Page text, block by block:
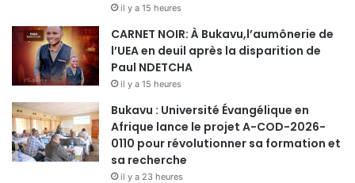
il y a 15 heures
CARNET NOIR: À Bukavu,l’aumônerie de
l’UEA en deuil après la disparition de
Paul NDETCHA
il y a 15 heures
Bukavu : Université Évangélique en
Afrique lance le projet A-COD-2026-
0110 pour révolutionner sa formation et
sa recherche
il y a 23 heures